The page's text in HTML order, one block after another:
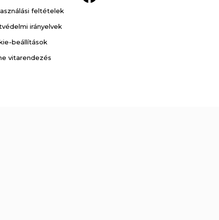
feltételek
irányelvek
beállítások
vitarendezés